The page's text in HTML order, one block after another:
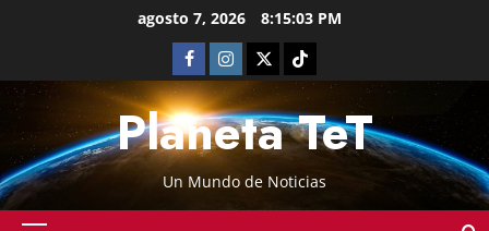
agosto 7, 2026 8:15:04 PM
Planeta TeT
Un Mundo de Noticias